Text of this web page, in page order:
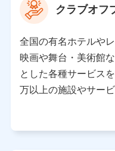
【当該個人データの管理
所・代表者名】
当該個人データを取り
り）
東京都千代田区永田町2
株式会社NTTドコモ
東京都中央区日本橋人
ビル 3F
クラブオフ
全国の有名ホテルや
映画や舞台・美術館
とした各種サービス
万以上の施設やサー